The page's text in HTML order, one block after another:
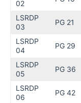
02
LSRDP
03
PG 21
LSRDP
04
PG 29
LSRDP
05
PG 36
LSRDP
06
PG 42